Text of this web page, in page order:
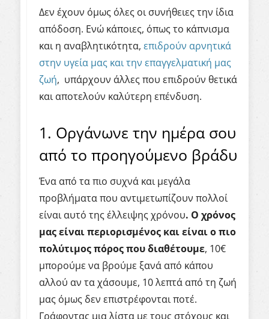
Δεν έχουν όμως όλες οι συνήθειες την ίδια
απόδοση. Ενώ κάποιες, όπως το κάπνισμα
και η αναβλητικότητα, επιδρούν αρνητικά
στην υγεία μας και την επαγγελματική μας
ζωή, υπάρχουν άλλες που επιδρούν θετικά
και αποτελούν καλύτερη επένδυση.
1. Οργάνωνε την ημέρα σου
από το προηγούμενο βράδυ
Ένα από τα πιο συχνά και μεγάλα
προβλήματα που αντιμετωπίζουν πολλοί
είναι αυτό της έλλειψης χρόνου. Ο χρόνος
μας είναι περιορισμένος και είναι ο πιο
πολύτιμος πόρος που διαθέτουμε, 10€
μπορούμε να βρούμε ξανά από κάπου
αλλού αν τα χάσουμε, 10 λεπτά από τη ζωή
μας όμως δεν επιστρέφονται ποτέ.
Γράφοντας μια λίστα με τους στόχους και